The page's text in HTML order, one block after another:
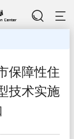
保障性住
技术实施